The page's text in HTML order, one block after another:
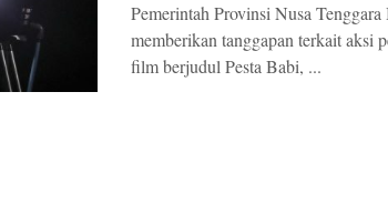
Pemerintah Provinsi Nusa
memberikan tanggapan terkait aksi
film berjudul Pesta Babi, ...